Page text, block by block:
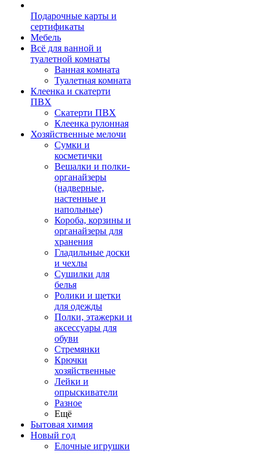
Подарочные карты и
сертификаты
Мебель
Всё для ванной и
туалетной комнаты
Ванная комната
Туалетная комната
Клеенка и скатерти
ПВХ
Скатерти ПВХ
Клеенка рулонная
Хозяйственные мелочи
Сумки и
косметички
Вешалки и полки-
органайзеры
(надверные,
настенные и
напольные)
Короба, корзины и
органайзеры для
хранения
Гладильные доски
и чехлы
Сушилки для
белья
Ролики и щетки
для одежды
Полки, этажерки и
аксессуары для
обуви
Стремянки
Крючки
хозяйственные
Лейки и
опрыскиватели
Разное
Ещё
Бытовая химия
Новый год
Елочные игрушки